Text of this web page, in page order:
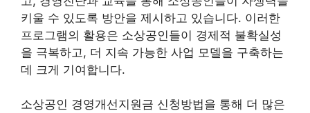
키울 수 있도록 방안을 제시하고 있습니다. 이러한
프로그램의 활용은 소상공인들이 경제적 불확실성
을 극복하고, 더 지속 가능한 사업 모델을 구축하는
데 크게 기여합니다.
소상공인 경영개선지원금 신청방법을 통해 더 많은